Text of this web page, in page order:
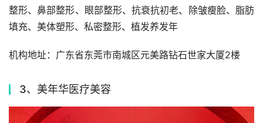
整形、鼻部整形、眼部整形、抗衰抗初老、除皱瘦脸、脂肪
填充、美体塑形、私密整形、植发养发年
机构地址：广东省东莞市南城区元美路钻石世家大厦2楼
3、美年华医疗美容